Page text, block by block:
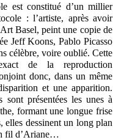
est constitué d’un millier
: l’artiste, après avoir
Basel, peint une copie de
Jeff Koons, Pablo Picasso
célèbre, voire oublié. Cette
de la reproduction
donc, dans un même
et une apparition.
présentées les unes à
formant une longue frise
elles dessinent un long plan
fil d’Ariane…